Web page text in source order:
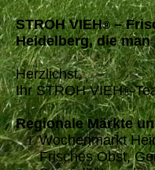
STROH VIEH®–
Heidelberg, die
Herzlichst,
Ihr STROH VIEH®-
Regionale Märkte
Wochenmarkt
Frisches Obst,